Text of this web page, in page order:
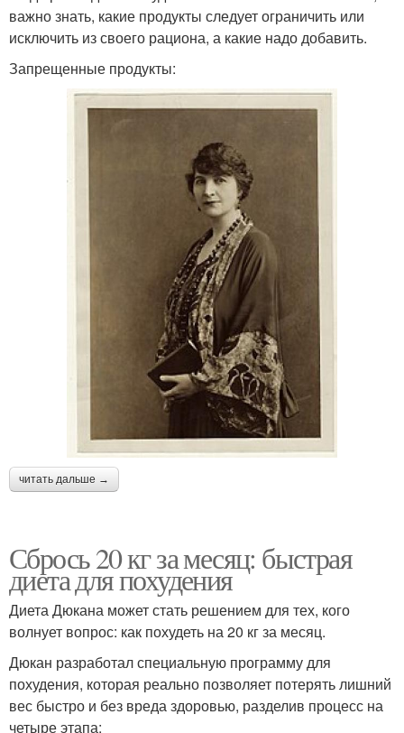
важно знать, какие продукты следует ограничить или
исключить из своего рациона, а какие надо добавить.
Запрещенные продукты:
читать дальше →
Сбрось 20 кг за месяц: быстрая
диета для похудения
Диета Дюкана может стать решением для тех, кого
волнует вопрос: как похудеть на 20 кг за месяц.
Дюкан разработал специальную программу для
похудения, которая реально позволяет потерять лишний
вес быстро и без вреда здоровью, разделив процесс на
четыре этапа: